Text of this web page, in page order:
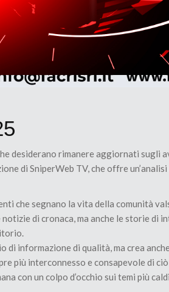
desiderano rimanere aggiornati sugli
di SniperWeb TV, che offre
che segnano la vita della comunità
di cronaca, ma anche le storie di
informazione di qualità, ma crea
più interconnesso e consapevole di
con un colpo d’occhio sui temi più